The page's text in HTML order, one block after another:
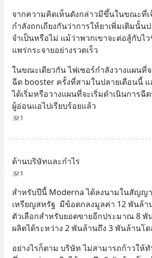
จากความคิดเห็นดังกล่าวมีขึ้นในขณะที่
กำลังถกเถียงกันว่าการให้ยาเพิ่มเติมนั้
จำเป็นหรือไม่ แม้ว่าพวกเขาจะต่อสู้กับไ
แพร่กระจายอย่างรวดเร็ว
ในขณะเดียวกัน ไฟเซอร์กำลังวางแผน
ฉีด booster ครั้งที่สามในปลายเดือนนี้ แ
ได้เริ่มหรือวางแผนที่จะเริ่มดำเนินการฉี
ผู้อ่อนแอไปเรียบร้อยแล้ว
1
ด้านบริษัทและกำไร
1
สำหรับปีนี้ Moderna ได้ลงนามในสัญ
เหรียญสหรัฐ  มีข้อตกลงมูลค่า 12 พันล้า
ตัวเลือกสำหรับยอดขายอีกประมาณ 8 พั
ผลิตได้ระหว่าง 2 พันล้านถึง 3 พันล้านโ
อย่างไรก็ตาม บริษัท ไม่สามารถก้าวให้